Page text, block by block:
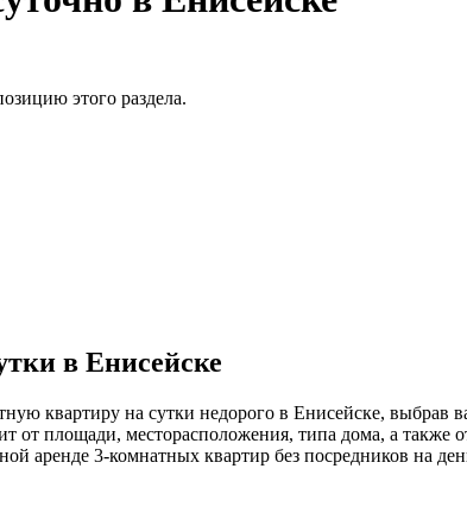
этого раздела.
в Енисейске
квартиру на сутки недорого в Енисейске, выбрав
от площади, месторасположения, типа дома, а также
аренде 3-комнатных квартир без посредников на